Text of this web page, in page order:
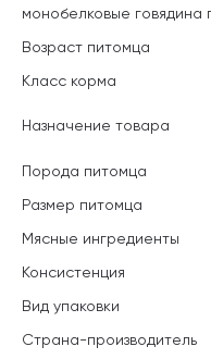
монобелковые говядина
Возраст питомца
Класс корма
Назначение товара
Порода питомца
Размер питомца
Мясные ингредиенты
Консистенция
Вид упаковки
Страна-производитель